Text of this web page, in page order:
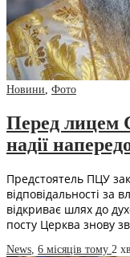
Новини Фото
Перед лицем
надії
Предстоятель ПЦУ
відповідальності за
відкриває шлях до
посту Церква знову
News, 6 місяців тому 2